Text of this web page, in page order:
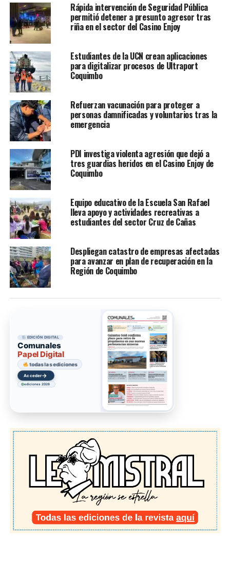
Rápida intervención de Seguridad Pública
permitió detener a presunto agresor tras
riña en el sector del Casino Enjoy
Estudiantes de la UCN crean aplicaciones
para digitalizar procesos de Ultraport
Coquimbo
Refuerzan vacunación para proteger a
personas damnificadas y voluntarios tras la
emergencia
PDI investiga violenta agresión que dejó a
tres guardias heridos en el Casino Enjoy de
Coquimbo
Equipo educativo de la Escuela San Rafael
lleva apoyo y actividades recreativas a
estudiantes del sector Cruz de Cañas
Despliegan catastro de empresas afectadas
para avanzar en plan de recuperación en la
Región de Coquimbo
EDICIÓN DIGITAL
Comunales
Papel Digital
todas las ediciones
Acceder→
ediciones 2026